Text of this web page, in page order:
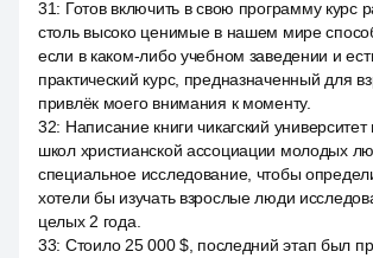
31: Готов включить в свою программу курс
столь высоко ценимые в нашем мире
если в каком-либо учебном заведении и
практический курс, предназначенный для
привлёк моего внимания к моменту.
32: Написание книги чикагский
школ христианской ассоциации молодых
специальное исследование, чтобы
хотели бы изучать взрослые люди
целых 2 года.
33: Стоило 25 000 $, последний этап был